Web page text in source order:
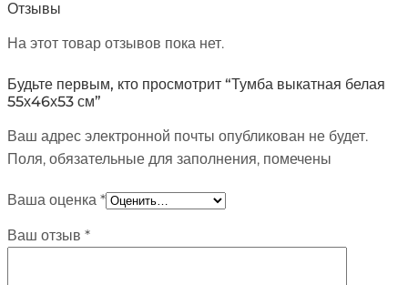
Отзывы
На этот товар отзывов пока нет.
Будьте первым, кто просмотрит “Тумба выкатная белая
55х46х53 см”
Ваш адрес электронной почты опубликован не будет.
Поля, обязательные для заполнения, помечены
Ваша оценка *
Ваш отзыв *